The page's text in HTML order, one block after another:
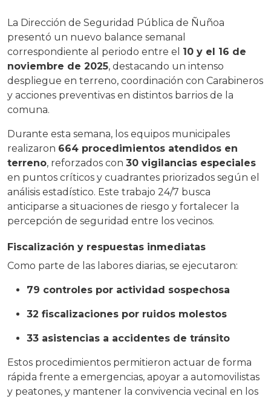
La Dirección de Seguridad Pública de Ñuñoa
presentó un nuevo balance semanal
correspondiente al periodo entre el 10 y el 16 de
noviembre de 2025, destacando un intenso
despliegue en terreno, coordinación con Carabineros
y acciones preventivas en distintos barrios de la
comuna.
Durante esta semana, los equipos municipales
realizaron 664 procedimientos atendidos en
terreno, reforzados con 30 vigilancias especiales
en puntos críticos y cuadrantes priorizados según el
análisis estadístico. Este trabajo 24/7 busca
anticiparse a situaciones de riesgo y fortalecer la
percepción de seguridad entre los vecinos.
Fiscalización y respuestas inmediatas
Como parte de las labores diarias, se ejecutaron:
79 controles por actividad sospechosa
32 fiscalizaciones por ruidos molestos
33 asistencias a accidentes de tránsito
Estos procedimientos permitieron actuar de forma
rápida frente a emergencias, apoyar a automovilistas
y peatones, y mantener la convivencia vecinal en los